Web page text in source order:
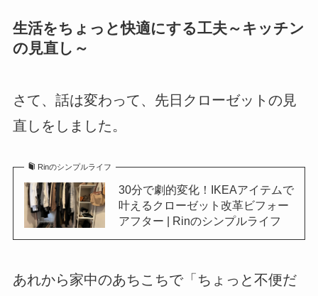
生活をちょっと快適にする工夫～キッチン
の見直し～
さて、話は変わって、先日クローゼットの見
直しをしました。
Rinのシンプルライフ
30分で劇的変化！IKEAアイテムで
叶えるクローゼット改革ビフォー
アフター | Rinのシンプルライフ
あれから家中のあちこちで「ちょっと不便だ